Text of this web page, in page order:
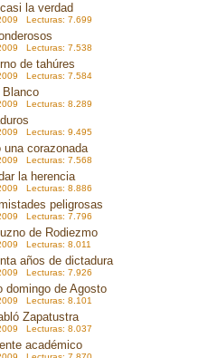
la verdad
Lecturas: 7.699
Lecturas: 7.538
de tahúres
Lecturas: 7.584
Blanco
Lecturas: 8.289
Lecturas: 9.495
una corazonada
Lecturas: 7.568
la herencia
Lecturas: 8.886
peligrosas
Lecturas: 7.796
de Rodiezmo
Lecturas: 8.011
años de dictadura
Lecturas: 7.926
domingo de Agosto
Lecturas: 8.101
Zapatustra
Lecturas: 8.037
académico